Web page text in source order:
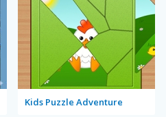
Kids Puzzle Adventure